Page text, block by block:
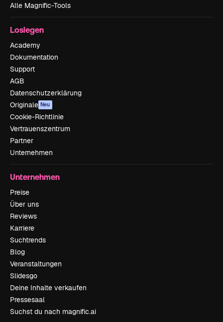
Alle Magnific-Tools
Loslegen
Academy
Dokumentation
Support
AGB
Datenschutzerklärung
Originale Neu
Cookie-Richtlinie
Vertrauenszentrum
Partner
Unternehmen
Unternehmen
Preise
Über uns
Reviews
Karriere
Suchtrends
Blog
Veranstaltungen
Slidesgo
Deine Inhalte verkaufen
Pressesaal
Suchst du nach magnific.ai